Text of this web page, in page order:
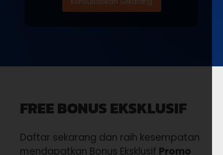
FREE BONUS EKSKLUSIF
Daftar sekarang dan raih kesempatan
mendapatkan Bonus Eksklusif Promo